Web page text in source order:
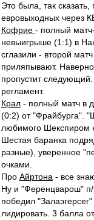
Это была, так сказать,
евровыходных через
Кофрие - полный
невыигрыше (1:1) в
сглазили - второй
приляпывают.
пропустит
регламент.
Крал - полный матч в
(0:2) от "Фрайбурга".
любимого Шекспиром
Шестая баранка
разные), уверенное
очками.
Про Айртона - все
Ну и "Ференцварош" п/
победил
лидировать. 3 балла